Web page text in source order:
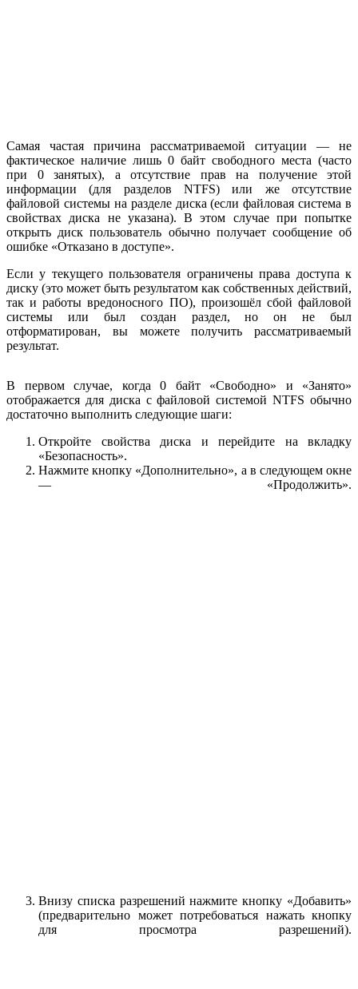
Самая частая причина рассматриваемой ситуации — не
фактическое наличие лишь 0 байт свободного места (часто
при 0 занятых), а отсутствие прав на получение этой
информации (для разделов NTFS) или же отсутствие
файловой системы на разделе диска (если файловая система в
свойствах диска не указана). В этом случае при попытке
открыть диск пользователь обычно получает сообщение об
ошибке «Отказано в доступе».
Если у текущего пользователя ограничены права доступа к
диску (это может быть результатом как собственных действий,
так и работы вредоносного ПО), произошёл сбой файловой
системы или был создан раздел, но он не был
отформатирован, вы можете получить рассматриваемый
результат.
В первом случае, когда 0 байт «Свободно» и «Занято»
отображается для диска с файловой системой NTFS обычно
достаточно выполнить следующие шаги:
Откройте свойства диска и перейдите на вкладку
«Безопасность».
Нажмите кнопку «Дополнительно», а в следующем окне
— «Продолжить».
Внизу списка разрешений нажмите кнопку «Добавить»
(предварительно может потребоваться нажать кнопку
для просмотра разрешений).